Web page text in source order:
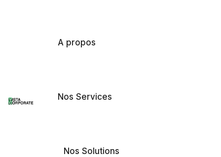
A propos
Nos Services
Nos Solutions